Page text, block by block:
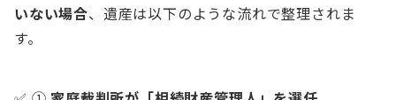
いない場合、遺産は以下のような流れで整理されま
す。